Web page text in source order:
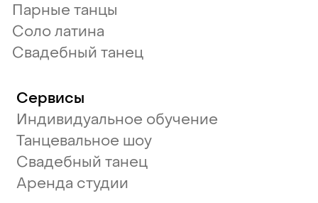
Парные танцы
Соло латина
Свадебный танец
Сервисы
Индивидуальное обучение
Танцевальное шоу
Свадебный танец
Аренда студии